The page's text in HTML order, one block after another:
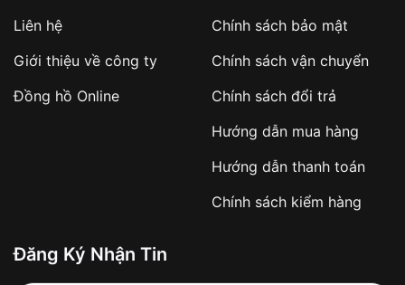
sản phẩm đặc biệt
hàng
Số tiền còn lại thanh toán khi nhận hàng hoặc
✔️ Đảm bảo xử lý đơn hàng nhanh chóng
✔️ Hạn chế tình trạng hủy đơn không mong
Từ khóa SEO:
Liên hệ
Giới thiệu về công ty
Đồng hồ Online
Chính sách bảo mật
Chính sách vận chuyển
Chính sách đổi trả
Hướng dẫn mua hàng
Hướng dẫn thanh toán
Chính sách kiểm hàng
Đăng Ký Nhận Tin